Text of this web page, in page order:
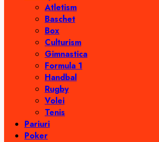
Atletism
Baschet
Box
Culturism
Gimnastica
Formula 1
Handbal
Rugby
Volei
Tenis
Pariuri
Poker